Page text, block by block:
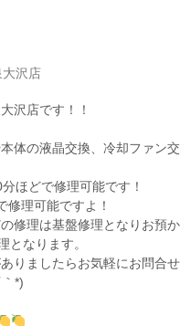
沢店
沢店です！！
体の液晶交換、冷却ファン交
ほどで修理可能です！
理可能ですよ！
修理は基盤修理となりお預か
となります。
りましたらお気軽にお問合せ
*)